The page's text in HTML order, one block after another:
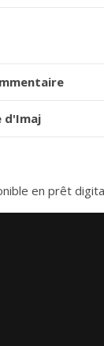
d'Imaj
en prêt